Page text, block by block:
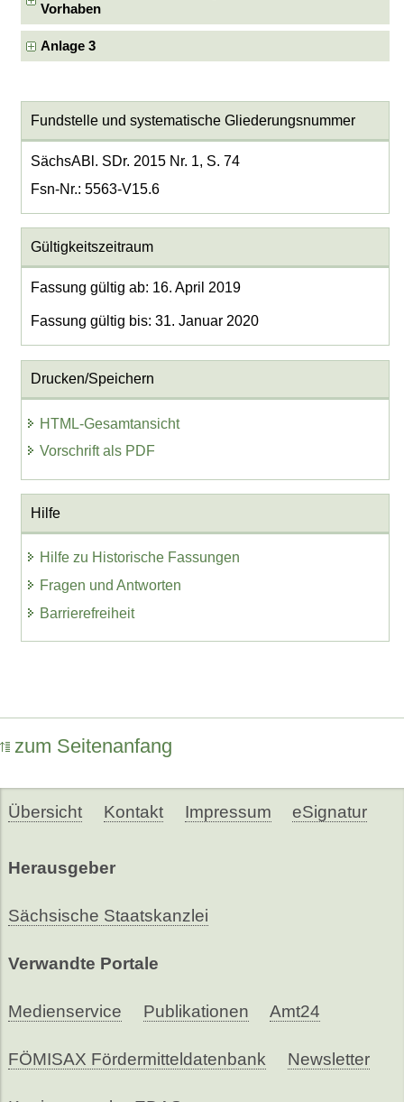
Vorhaben
Anlage 3
Fundstelle und systematische Gliederungsnummer
SächsABl. SDr. 2015 Nr. 1, S. 74
Fsn-Nr.: 5563-V15.6
Gültigkeitszeitraum
Fassung gültig ab: 16. April 2019
Fassung gültig bis: 31. Januar 2020
Drucken/Speichern
HTML-Gesamtansicht
Vorschrift als PDF
Hilfe
Hilfe zu Historische Fassungen
Fragen und Antworten
Barrierefreiheit
zum Seitenanfang
Übersicht Kontakt Impressum eSignatur
Herausgeber
Sächsische Staatskanzlei
Verwandte Portale
Medienservice Publikationen Amt24
FÖMISAX Fördermitteldatenbank Newsletter